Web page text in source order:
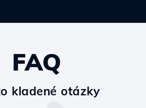
FAQ
kladené otázky